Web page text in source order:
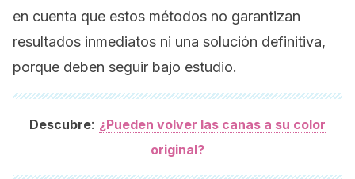
en cuenta que estos métodos no garantizan
resultados inmediatos ni una solución definitiva,
porque deben seguir bajo estudio.
Descubre: ¿Pueden volver las canas a su color
original?